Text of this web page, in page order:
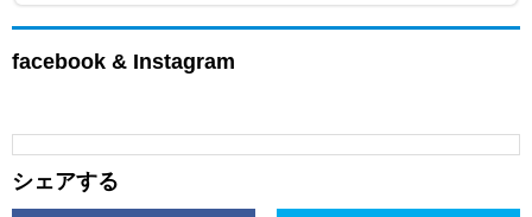
facebook & Instagram
シェアする